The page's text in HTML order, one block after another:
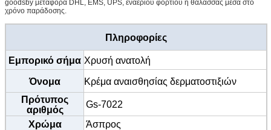
goodsby μεταφορά DHL, EMS, UPS, εναέριου φορτίου ή θάλασσας μέσα στο
χρόνο παράδοσης.
Πληροφορίες
Εμπορικό σήμα Χρυσή ανατολή
Όνομα
Κρέμα αναισθησίας δερματοστιξιών
Πρότυπος
αριθμός
Gs-7022
Χρώμα
Άσπρος